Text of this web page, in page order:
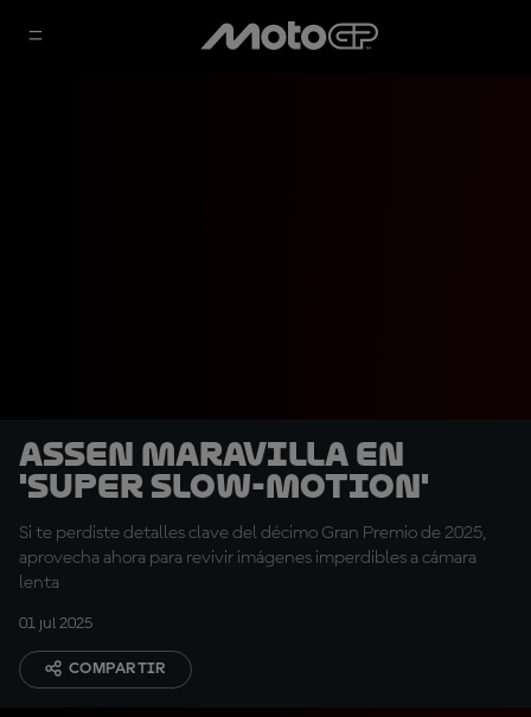
Assen maravilla en
'super slow-motion'
Si te perdiste detalles clave del décimo Gran Premio de 2025,
aprovecha ahora para revivir imágenes imperdibles a cámara
lenta
01 jul 2025
COMPARTIR